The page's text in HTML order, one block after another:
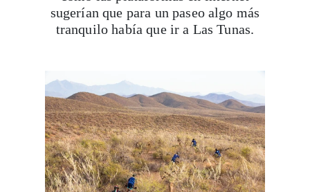
sugerían que para un paseo algo más
tranquilo había que ir a Las Tunas.